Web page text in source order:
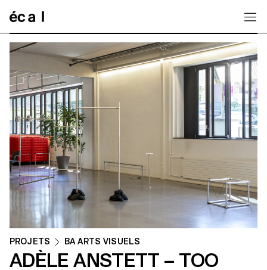
PROJETS BA ARTS VISUELS
ADÈLE ANSTETT – TOO